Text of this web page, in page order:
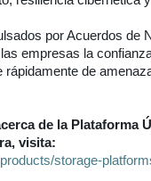
por Acuerdos de
empresas la
de
de la Plataforma
visita:
storage-